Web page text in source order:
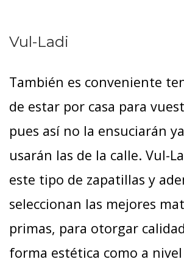
Vul-Ladi
También es conveniente
de estar por casa para
pues así no la ensuciarán
usarán las de la calle. Vul-
este tipo de zapatillas y
seleccionan las mejores
primas, para otorgar
forma estética como a